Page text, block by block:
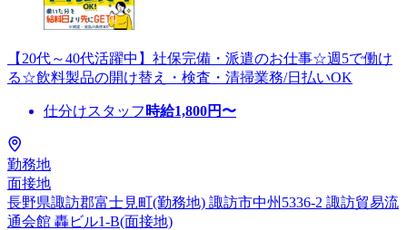
【20代～40代活躍中】社保完備・派遣のお仕事☆週5で働け
る☆飲料製品の開け替え・検査・清掃業務/日払いOK
仕分けスタッフ 時給1,800円〜
勤務地
面接地
長野県諏訪郡富士見町(勤務地) 諏訪市中州5336-2 諏訪貿易流
通会館 轟ビル1-B(面接地)